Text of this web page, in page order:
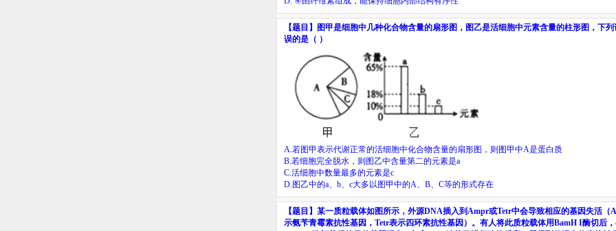
【题目】
图甲是细胞中几种化合物含量的扇形图，图乙是活细胞中元素含量的柱形图，下列
误的是（ ）
A.若图甲表示代谢正常的活细胞中化合物含量的扇形图，则图甲中A是蛋白质
B.若细胞完全脱水，则图乙中含量第二的元素是a
C.活细胞中数量最多的元素是c
D. 图乙中的a、 b、 c大多以图甲中的A、 B、 C等的形式存在
【题目】某一质粒载体如图所示，外源DNA插入到Ampr或Tetr中会导致相应的基因失活（
示氨苄青霉素抗性基因， Tetr表示四环素抗性基因）。有人将此质粒载体用BamH I酶切后